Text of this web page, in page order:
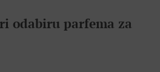
odabiru parfema za